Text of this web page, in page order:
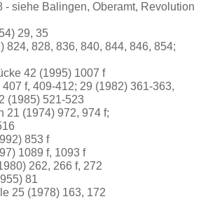
- siehe Balingen, Oberamt, Revolution
29, 35
824, 828, 836, 840, 844, 846, 854;
42 (1995) 1007 f
f, 409-412; 29 (1982) 361-363,
(1985) 521-523
21 (1974) 972, 974 f;
853 f
1089 f, 1093 f
262, 266 f, 272
81
25 (1978) 163, 172